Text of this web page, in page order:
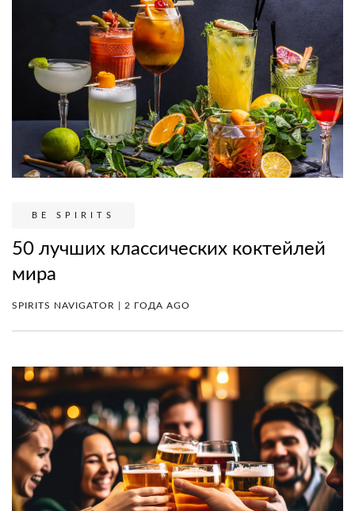
BE SPIRITS
50 лучших классических коктейлей
мира
SPIRITS NAVIGATOR | 2 ГОДА AGO